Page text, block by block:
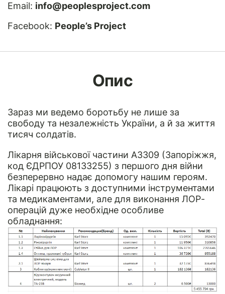
Email: info@peoplesproject.com
Facebook: People’s Project
Опис
Зараз ми ведемо боротьбу не лише за
свободу та незалежність України, а й за життя
тисяч солдатів.
Лікарня військової частини А3309 (Запоріжжя,
код ЄДРПОУ 08133255) з першого дня війни
безперервно надає допомогу нашим героям.
Лікарі працюють з доступними інструментами
та медикаментами, але для виконання ЛОР-
операцій дуже необхідне особливе
обладнання: